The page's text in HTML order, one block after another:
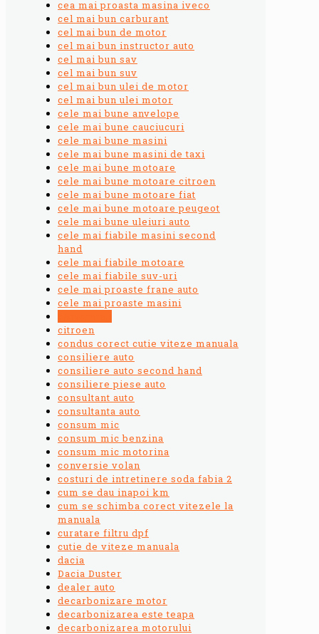
cea mai proasta masina iveco
cel mai bun carburant
cel mai bun de motor
cel mai bun instructor auto
cel mai bun sav
cel mai bun suv
cel mai bun ulei de motor
cel mai bun ulei motor
cele mai bune anvelope
cele mai bune cauciucuri
cele mai bune masini
cele mai bune masini de taxi
cele mai bune motoare
cele mai bune motoare citroen
cele mai bune motoare fiat
cele mai bune motoare peugeot
cele mai bune uleiuri auto
cele mai fiabile masini second
hand
cele mai fiabile motoare
cele mai fiabile suv-uri
cele mai proaste frane auto
cele mai proaste masini
citroen
condus corect cutie viteze manuala
consiliere auto
consiliere auto second hand
consiliere piese auto
consultant auto
consultanta auto
consum mic
consum mic benzina
consum mic motorina
conversie volan
costuri de intretinere soda fabia 2
cum se dau inapoi km
cum se schimba corect vitezele la
manuala
curatare filtru dpf
cutie de viteze manuala
dacia
Dacia Duster
dealer auto
decarbonizare motor
decarbonizarea este teapa
decarbonizarea motorului